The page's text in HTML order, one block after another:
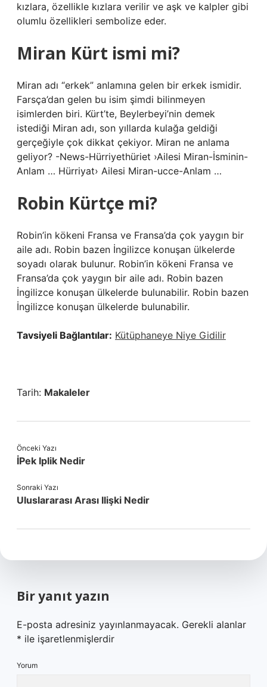
kızlara, özellikle kızlara verilir ve aşk ve kalpler gibi
olumlu özellikleri sembolize eder.
Miran Kürt ismi mi?
Miran adı “erkek” anlamına gelen bir erkek ismidir.
Farsça’dan gelen bu isim şimdi bilinmeyen
isimlerden biri. Kürt’te, Beylerbeyi’nin demek
istediği Miran adı, son yıllarda kulağa geldiği
gerçeğiyle çok dikkat çekiyor. Miran ne anlama
geliyor? -News-Hürriyethüriet ›Ailesi Miran-İsminin-
Anlam … Hürriyat› Ailesi Miran-ucce-Anlam …
Robin Kürtçe mi?
Robin’in kökeni Fransa ve Fransa’da çok yaygın bir
aile adı. Robin bazen İngilizce konuşan ülkelerde
soyadı olarak bulunur. Robin’in kökeni Fransa ve
Fransa’da çok yaygın bir aile adı. Robin bazen
İngilizce konuşan ülkelerde bulunabilir. Robin bazen
İngilizce konuşan ülkelerde bulunabilir.
Tavsiyeli Bağlantılar: Kütüphaneye Niye Gidilir
Tarih: Makaleler
Önceki Yazı
İPek Iplik Nedir
Sonraki Yazı
Uluslararası Arası Ilişki Nedir
Bir yanıt yazın
E-posta adresiniz yayınlanmayacak. Gerekli alanlar
* ile işaretlenmişlerdir
Yorum